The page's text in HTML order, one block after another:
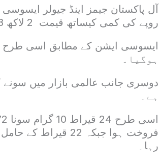
روپے کی کمی کیساتھ قیمت 2 لاکھ 98 ہزار 700 روپے تک پہنچ گئی۔
ہوگیا۔
ہے۔
رہا۔